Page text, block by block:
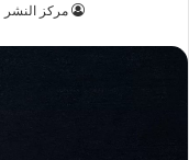
مركز النشر